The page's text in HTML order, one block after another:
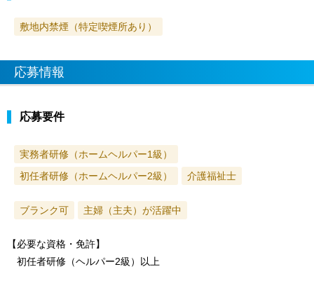
敷地内禁煙（特定喫煙所あり）
応募情報
応募要件
実務者研修（ホームヘルパー1級）
初任者研修（ホームヘルパー2級）
介護福祉士
ブランク可 主婦（主夫）が活躍中
【必要な資格・免許】
初任者研修（ヘルパー2級）以上